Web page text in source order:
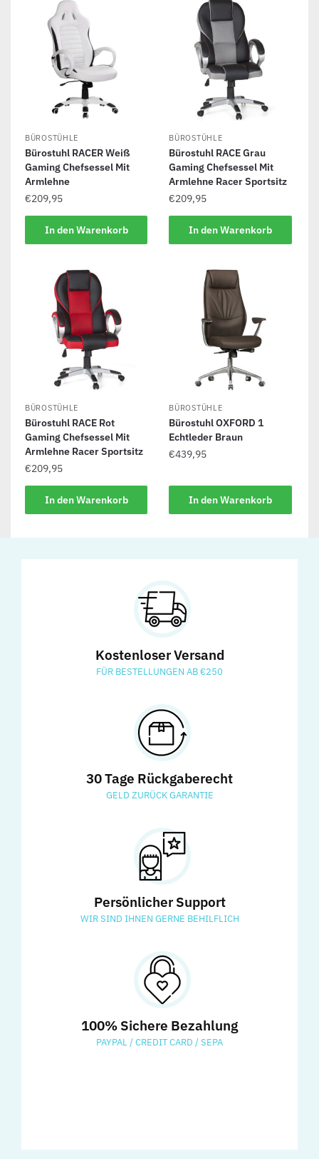
BÜROSTÜHLE
Bürostuhl RACER Weiß
Gaming Chefsessel Mit
Armlehne
€209,95
In den Warenkorb
BÜROSTÜHLE
Bürostuhl RACE Grau
Gaming Chefsessel Mit
Armlehne Racer Sportsitz
€209,95
In den Warenkorb
BÜROSTÜHLE
Bürostuhl RACE Rot
Gaming Chefsessel Mit
Armlehne Racer Sportsitz
€209,95
In den Warenkorb
BÜROSTÜHLE
Bürostuhl OXFORD 1
Echtleder Braun
€439,95
In den Warenkorb
Kostenloser Versand
FÜR BESTELLUNGEN AB €250
30 Tage Rückgaberecht
GELD ZURÜCK GARANTIE
Persönlicher Support
WIR SIND IHNEN GERNE BEHILFLICH
100% Sichere Bezahlung
PAYPAL / CREDIT CARD / SEPA